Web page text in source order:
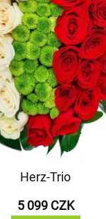
Herz-Trio
5 099 CZK